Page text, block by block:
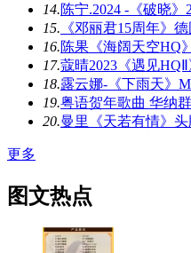
14.陈宁.2024 -《破晓
15. 《邓丽君15周年》
16.陈果《海阔天空HQ
17.蔻晴2023《遇见
18.露云娜-《下雨天》
19.粤语贺年歌曲 华纳
20.曼里《天若有情》
更多
图文热点